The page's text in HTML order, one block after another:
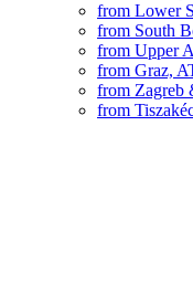
from Lower
from South
from Upper
from Graz,
from Zagreb
from